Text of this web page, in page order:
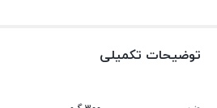
توضیحات تکمیلی